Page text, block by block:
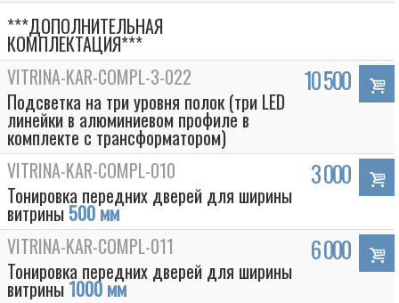
***ДОПОЛНИТЕЛЬНАЯ
КОМПЛЕКТАЦИЯ***
VITRINA-KAR-COMPL-3-022
Подсветка на три уровня полок (три LED
линейки в алюминиевом профиле в
комплекте с трансформатором)
10 500
VITRINA-KAR-COMPL-010
Тонировка передних дверей для ширины
витрины 500 мм
3 000
VITRINA-KAR-COMPL-011
Тонировка передних дверей для ширины
витрины 1000 мм
6 000